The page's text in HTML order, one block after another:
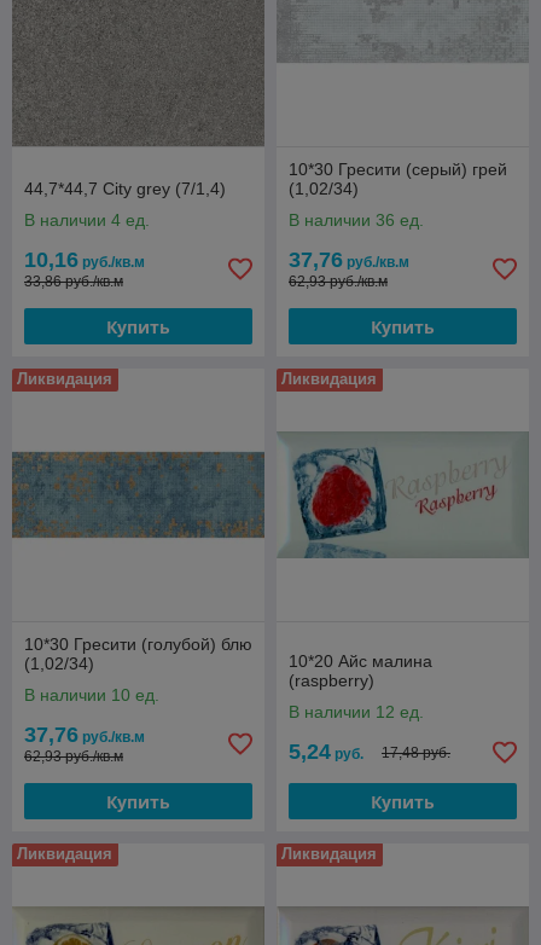
44,7*44,7 City grey (7/1,4)
В наличии 4 ед.
10,16 руб./кв.м
33,86 руб./кв.м
Купить
10*30 Гресити (серый) грей
(1,02/34)
В наличии 36 ед.
37,76 руб./кв.м
62,93 руб./кв.м
Купить
Ликвидация
10*30 Гресити (голубой) блю
(1,02/34)
В наличии 10 ед.
37,76 руб./кв.м
62,93 руб./кв.м
Купить
Ликвидация
10*20 Айс малина
(raspberry)
В наличии 12 ед.
5,24 руб. 17,48 руб.
Купить
Ликвидация Ликвидация